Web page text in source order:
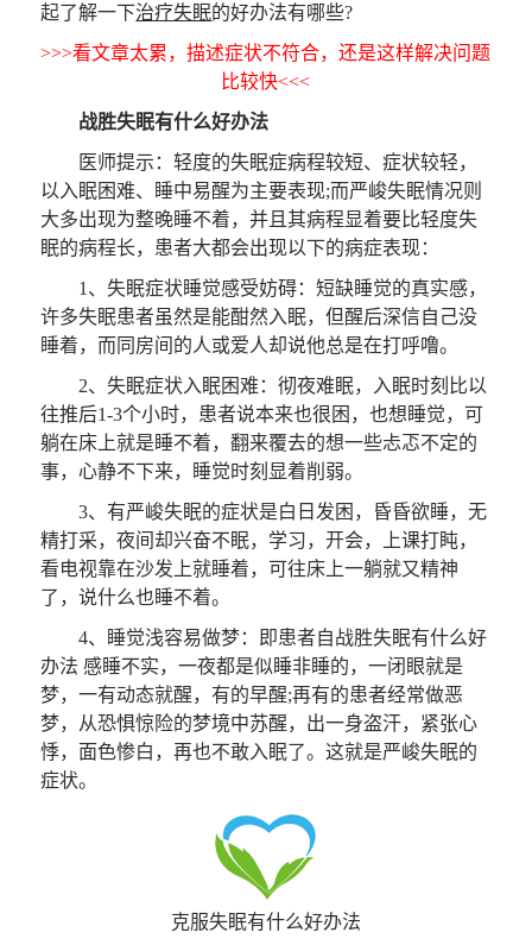
起了解一下治疗失眠的好办法有哪些?
>>>看文章太累，描述症状不符合，还是这样解决问题
比较快<<<
战胜失眠有什么好办法
医师提示：轻度的失眠症病程较短、症状较轻，
以入眠困难、睡中易醒为主要表现;而严峻失眠情况则
大多出现为整晚睡不着，并且其病程显着要比轻度失
眠的病程长，患者大都会出现以下的病症表现：
1、失眠症状睡觉感受妨碍：短缺睡觉的真实感，
许多失眠患者虽然是能酣然入眠，但醒后深信自己没
睡着，而同房间的人或爱人却说他总是在打呼噜。
2、失眠症状入眠困难：彻夜难眠，入眠时刻比以
往推后1-3个小时，患者说本来也很困，也想睡觉，可
躺在床上就是睡不着，翻来覆去的想一些忐忑不定的
事，心静不下来，睡觉时刻显着削弱。
3、有严峻失眠的症状是白日发困，昏昏欲睡，无
精打采，夜间却兴奋不眠，学习，开会，上课打盹，
看电视靠在沙发上就睡着，可往床上一躺就又精神
了，说什么也睡不着。
4、睡觉浅容易做梦：即患者自战胜失眠有什么好
办法 感睡不实，一夜都是似睡非睡的，一闭眼就是
梦，一有动态就醒，有的早醒;再有的患者经常做恶
梦，从恐惧惊险的梦境中苏醒，出一身盗汗，紧张心
悸，面色惨白，再也不敢入眠了。这就是严峻失眠的
症状。
克服失眠有什么好办法